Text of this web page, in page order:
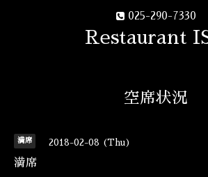
025-290-7330
Restaurant
空席状況
満席 2018-02-08 (Thu)
満席